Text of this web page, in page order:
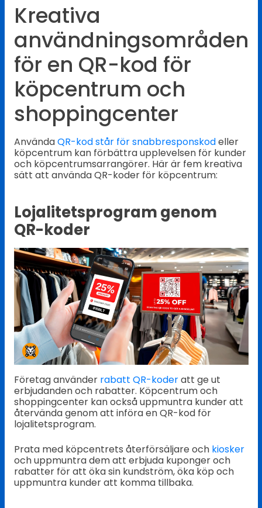
Kreativa
användningsområden
för en QR-kod för
köpcentrum och
shoppingcenter
AnvändaQR-kod står för snabbresponskodeller
köpcentrum kan förbättra upplevelsen för kunder
och köpcentrumsarrangörer. Här är fem kreativa
sätt att använda QR-koder för köpcentrum:
Lojalitetsprogram genom
QR-koder
Företag använder rabatt QR-koderatt ge ut
erbjudanden och rabatter. Köpcentrum och
shoppingcenter kan också uppmuntra kunder att
återvända genom att införa en QR-kod för
lojalitetsprogram.
Prata med köpcentrets återförsäljare och kiosker
och uppmuntra dem att erbjuda kuponger och
rabatter för att öka sin kundström, öka köp och
uppmuntra kunder att komma tillbaka.